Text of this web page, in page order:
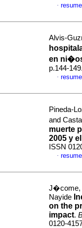
·
Alvis-
en
p.144-
·
Pineda-
and
muerte
2005 y
ISSN
·
J�come,
Nayide
on the
impact.
0120-